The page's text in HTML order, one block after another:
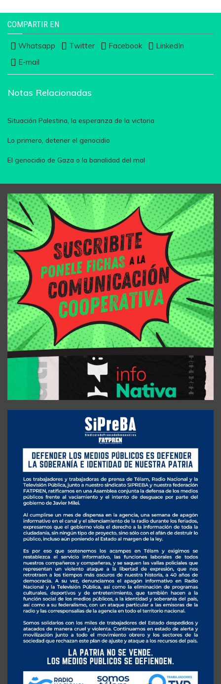
COMPARTIR EN
Whatsapp Twitter Facebook
LinkedIn
E-mail
Notas Relacionadas
Situación Palestina, la esperanza de la victoria
Lo primero, detener el genocidio
El genocidio de Gaza o la banalidad del mal